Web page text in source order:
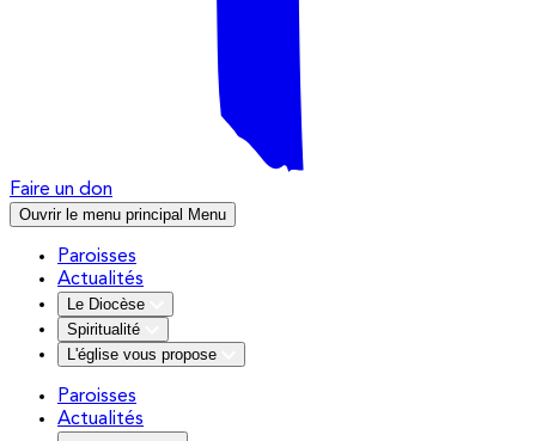
Faire un don
Ouvrir le menu principal Menu
Paroisses
Actualités
Le Diocèse
Spiritualité
L'église vous propose
Paroisses
Actualités